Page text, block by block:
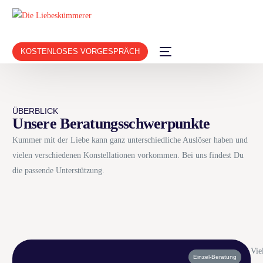
KOSTENLOSES VORGESPRÄCH
ÜBERBLICK
Unsere Beratungsschwerpunkte
Kummer mit der Liebe kann ganz unterschiedliche Auslöser haben und
vielen verschiedenen Konstellationen vorkommen. Bei uns findest Du
die passende Unterstützung.
Einzel-Beratung